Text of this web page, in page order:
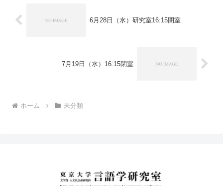
6月28日（水）研究室16:15閉室
7月19日（水）16:15閉室
ホーム 未分類